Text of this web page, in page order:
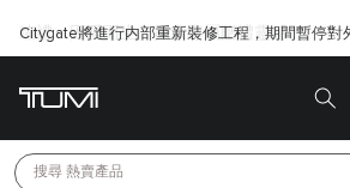
Citygate將進行内部重新裝修工程，期間暫停對
搜尋 熱賣產品